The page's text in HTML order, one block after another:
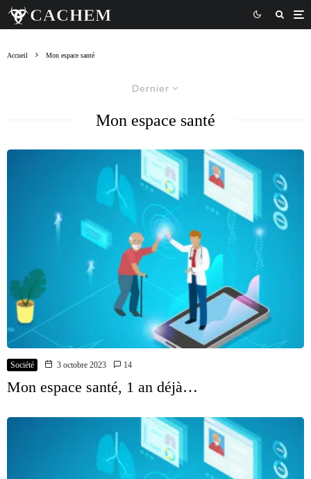
Accueil Mon espace santé
Dernier
Mon espace santé
Société 3 octobre 2023 14
Mon espace santé, 1 an déjà…